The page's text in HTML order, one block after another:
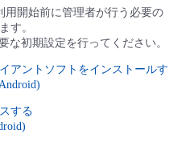
用開始前に管理者が行う必要の
す。
な初期設定を行ってください。
アントソフトをインストールす
する